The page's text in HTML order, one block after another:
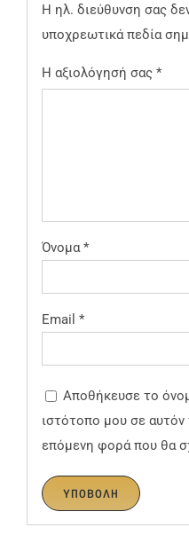
Η ηλ. διεύθυνση σας
υποχρεωτικά πεδία
Η αξιολόγησή σας *
Όνομα *
Email *
Αποθήκευσε το
ιστότοπο μου σε αυτόν
επόμενη φορά που θα